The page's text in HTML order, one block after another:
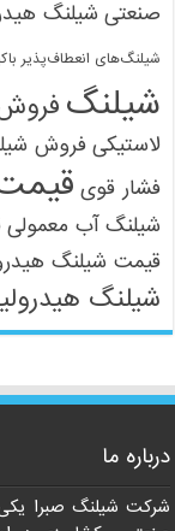
صنعتی شیلنگ
شیلنگ‌های انعطاف‌پذیر
شیلنگ
لاستیکی فروش
فشار قوی
شیلنگ آب معمولی
قیمت شیلنگ
شیلنگ
درباره ما
شرکت شیلنگ صبرا